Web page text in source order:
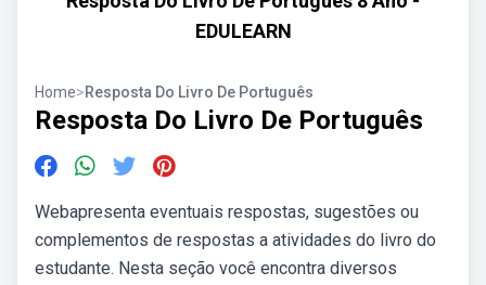
EDULEARN
Home>Resposta Do Livro De Português
Resposta Do Livro De Português
Webapresenta eventuais respostas, sugestões ou
complementos de respostas a atividades do livro do
estudante. Nesta seção você encontra diversos